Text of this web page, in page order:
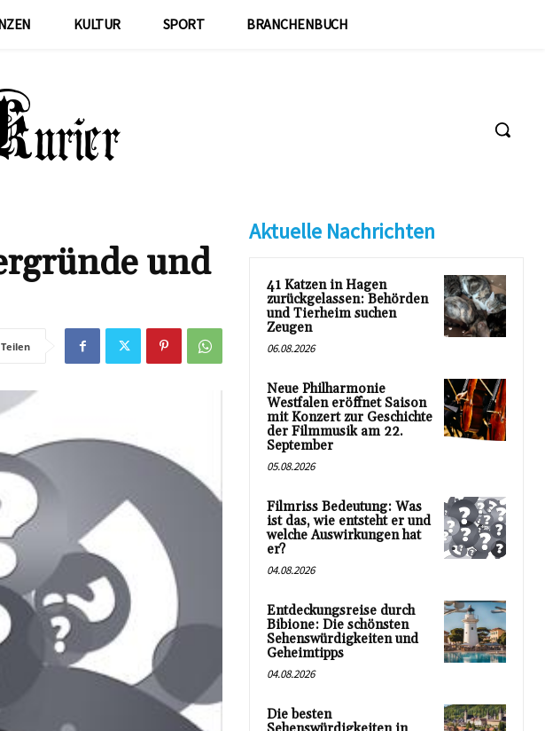
KULTUR SPORT BRANCHENBUCH
und
Teilen
Aktuelle Nachrichten
41 Katzen in Hagen
zurückgelassen: Behörden
und Tierheim suchen
Zeugen
06.08.2026
Neue Philharmonie
Westfalen eröffnet Saison
mit Konzert zur Geschichte
der Filmmusik am 22.
September
05.08.2026
Filmriss Bedeutung: Was
ist das, wie entsteht er und
welche Auswirkungen hat
er?
04.08.2026
Entdeckungsreise durch
Bibione: Die schönsten
Sehenswürdigkeiten und
Geheimtipps
04.08.2026
Die besten